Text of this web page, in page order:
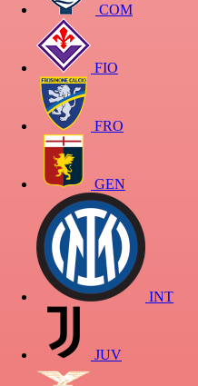
COM
FIO
FRO
GEN
INT
JUV